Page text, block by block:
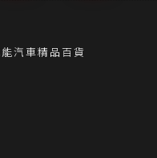
汽車精品百貨